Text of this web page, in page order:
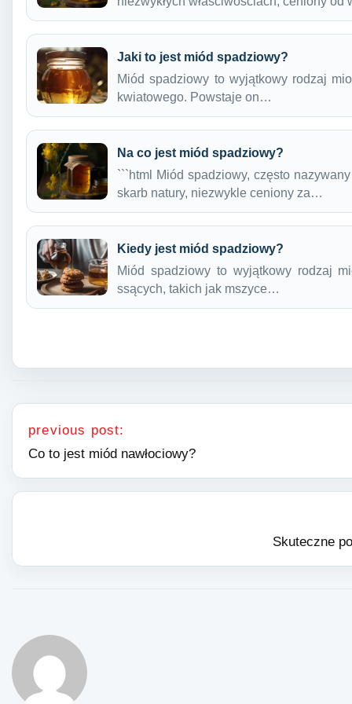
Jaki to jest miód spadziowy?
Miód spadziowy to wyjątkowy rodzaj
kwiatowego. Powstaje on…
Na co jest miód spadziowy?
```html Miód spadziowy, często
skarb natury, niezwykle ceniony za…
Kiedy jest miód spadziowy?
Miód spadziowy to wyjątkowy rodzaj
ssących, takich jak mszyce…
Nawigacja wpisu
previous post:
Co to jest miód nawłociowy?
Skuteczne